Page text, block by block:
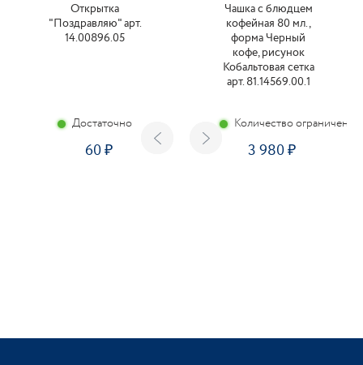
Открытка
"Поздравляю" арт.
14.00896.05
Достаточно
60
Чашка с блюдцем
кофейная 80 мл.,
форма Черный
кофе, рисунок
Кобальтовая сетка
арт. 81.14569.00.1
Количество ограничено
3 980